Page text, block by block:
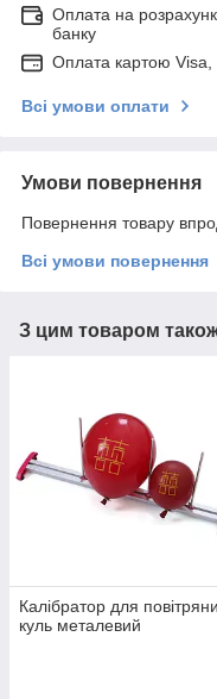
Оплата на
банку
Оплата картою
Всі умови оплати
Умови повернення
Повернення товару
Всі умови повернення
З цим товаром
Калібратор для
куль металевий